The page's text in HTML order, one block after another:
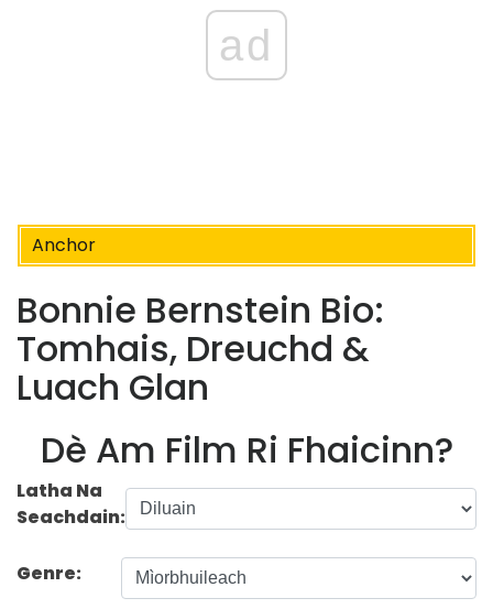
ad
Anchor
Bonnie Bernstein Bio:
Tomhais, Dreuchd &
Luach Glan
Dè Am Film Ri Fhaicinn?
Latha Na
Seachdain:
Genre: